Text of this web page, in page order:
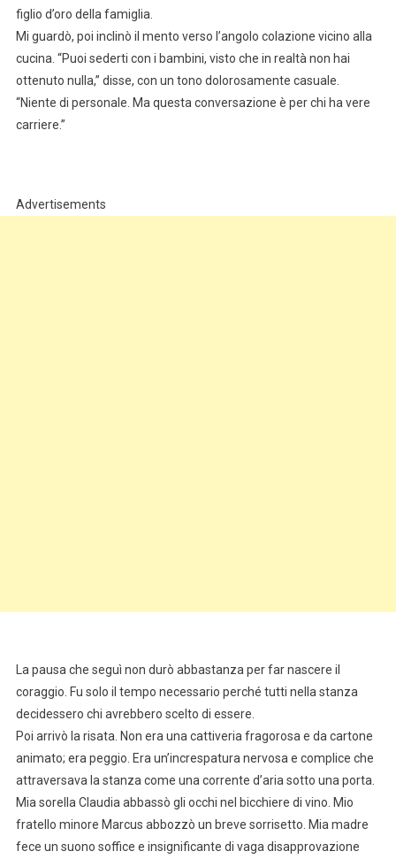
figlio d’oro della famiglia.
Mi guardò, poi inclinò il mento verso l’angolo colazione vicino alla
cucina. “Puoi sederti con i bambini, visto che in realtà non hai
ottenuto nulla,” disse, con un tono dolorosamente casuale.
“Niente di personale. Ma questa conversazione è per chi ha vere
carriere.”
Advertisements
La pausa che seguì non durò abbastanza per far nascere il
coraggio. Fu solo il tempo necessario perché tutti nella stanza
decidessero chi avrebbero scelto di essere.
Poi arrivò la risata. Non era una cattiveria fragorosa e da cartone
animato; era peggio. Era un’increspatura nervosa e complice che
attraversava la stanza come una corrente d’aria sotto una porta.
Mia sorella Claudia abbassò gli occhi nel bicchiere di vino. Mio
fratello minore Marcus abbozzò un breve sorrisetto. Mia madre
fece un suono soffice e insignificante di vaga disapprovazione